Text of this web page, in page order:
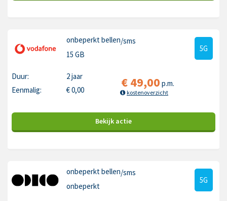
onbeperkt bellen/sms
15 GB
5G
Duur:
2 jaar
Eenmalig:
€0,00 €49,00 p.m.
kostenoverzicht
Bekijk actie
onbeperkt bellen/sms
onbeperkt
5G